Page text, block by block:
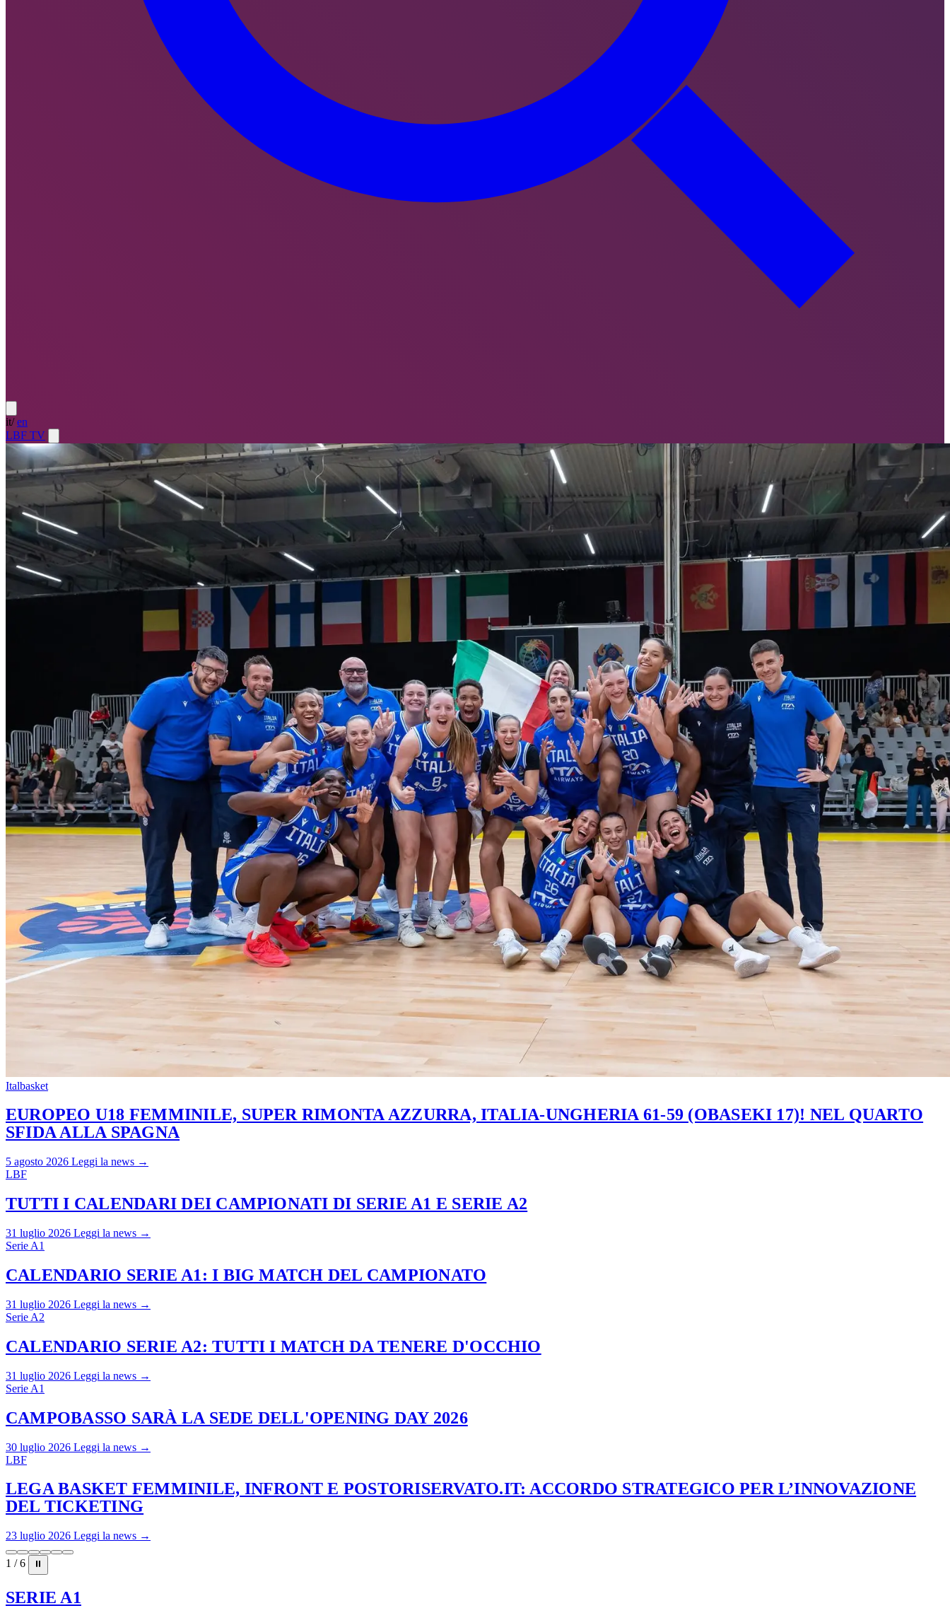
it/ en
LBF TV
Italbasket
EUROPEO U18 FEMMINILE, SUPER RIMONTA AZZURRA, ITALIA-UNGHERIA 61-59 (OBASEKI 17)! NEL QUARTO
SFIDA ALLA SPAGNA
5 agosto 2026 Leggi la news →
LBF
TUTTI I CALENDARI DEI CAMPIONATI DI SERIE A1 E SERIE A2
31 luglio 2026 Leggi la news →
Serie A1
CALENDARIO SERIE A1: I BIG MATCH DEL CAMPIONATO
31 luglio 2026 Leggi la news →
Serie A2
CALENDARIO SERIE A2: TUTTI I MATCH DA TENERE D'OCCHIO
31 luglio 2026 Leggi la news →
Serie A1
CAMPOBASSO SARÀ LA SEDE DELL'OPENING DAY 2026
30 luglio 2026 Leggi la news →
LBF
LEGA BASKET FEMMINILE, INFRONT E POSTORISERVATO.IT: ACCORDO STRATEGICO PER L’INNOVAZIONE
DEL TICKETING
23 luglio 2026 Leggi la news →
1 / 6 ⏸
SERIE A1